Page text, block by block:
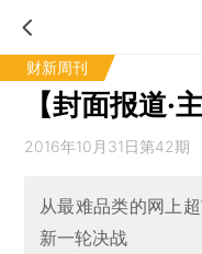
财新周刊
【封面报道·
2016年10月31日第42期
从最难品类的网上
新一轮决战